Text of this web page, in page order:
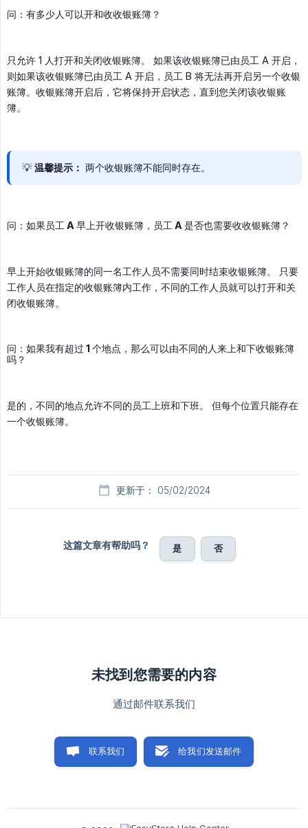
问：有多少人可以开和收收银账簿？
只允许 1 人打开和关闭收银账簿。 如果该收银账簿已由员工 A 开启，
则如果该收银账簿已由员工 A 开启，员工 B 将无法再开启另一个收银
账簿。收银账簿开启后，它将保持开启状态，直到您关闭该收银账
簿。
💡温馨提示： 两个收银账簿不能同时存在。
问：如果员工 A 早上开收银账簿，员工 A 是否也需要收收银账簿？
早上开始收银账簿的同一名工作人员不需要同时结束收银账簿。 只要
工作人员在指定的收银账簿内工作，不同的工作人员就可以打开和关
闭收银账簿。
问：如果我有超过 1 个地点，那么可以由不同的人来上和下收银账簿
吗？
是的，不同的地点允许不同的员工上班和下班。 但每个位置只能存在
一个收银账簿。
更新于： 05/02/2024
这篇文章有帮助吗？ 是 否
未找到您需要的内容
通过邮件联系我们
联系我们 给我们发送邮件